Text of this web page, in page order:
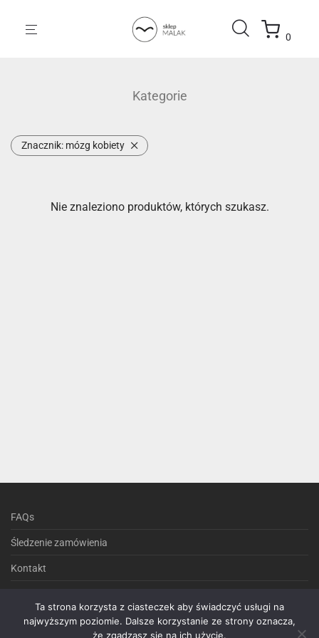
0
Kategorie
Znacznik: mózg kobiety
Nie znaleziono produktów, których szukasz.
FAQs
Śledzenie zamówienia
Kontakt
Regulamin sklepu internetowego
Ta strona korzysta z ciasteczek aby świadczyć usługi na
najwyższym poziomie. Dalsze korzystanie ze strony oznacza,
że zgadzasz się na ich użycie.